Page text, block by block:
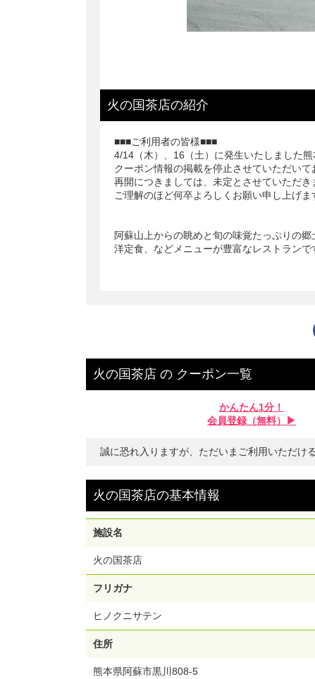
火の国茶店の紹介
■■■ご利用者の皆様■■■
4/14（木）、16（土）に発生いたしました
クーポン情報の掲載を停止させていただいて
再開につきましては、未定とさせていただき
ご理解のほど何卒よろしくお願い申し上げま
阿蘇山上からの眺めと旬の味覚たっぷりの
洋定食、などメニューが豊富なレストラン
火の国茶店 の クーポン一覧
かんたん1分！
会員登録（無料）▶︎
誠に恐れ入りますが、ただいまご利用いただけ
火の国茶店の基本情報
施設名
火の国茶店
フリガナ
ヒノクニサテン
住所
熊本県阿蘇市黒川808-5